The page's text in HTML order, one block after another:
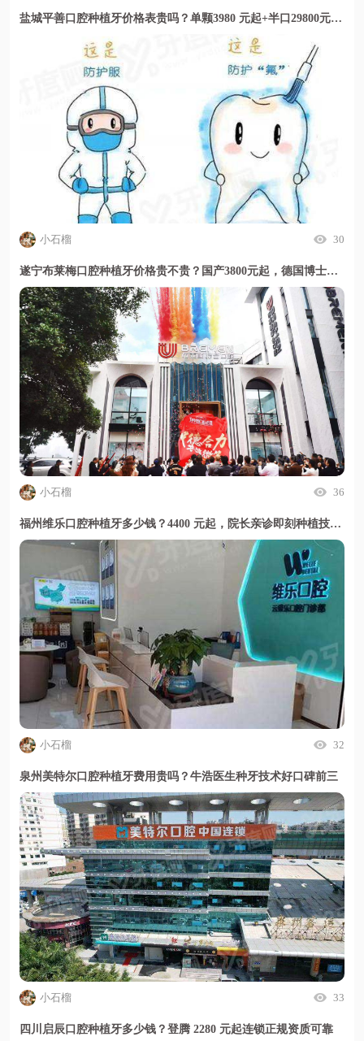
盐城平善口腔种植牙价格表贵吗？单颗3980 元起+半口29800元起+全口5万起，透明收费且门诊评价服务细致
小石榴 30
遂宁布莱梅口腔种植牙价格贵不贵？国产3800元起，德国博士亲诊技术靠谱收费透明
小石榴 36
福州维乐口腔种植牙多少钱？4400 元起，院长亲诊即刻种植技术好
小石榴 32
泉州美特尔口腔种植牙费用贵吗？牛浩医生种牙技术好口碑前三
小石榴 33
四川启辰口腔种植牙多少钱？登腾 2280 元起连锁正规资质可靠